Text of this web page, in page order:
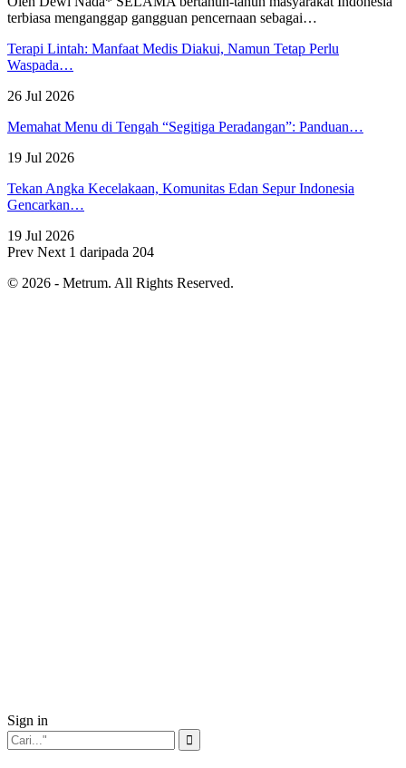
terbiasa menganggap gangguan pencernaan sebagai…
Terapi Lintah: Manfaat Medis Diakui, Namun Tetap Perlu
Waspada…
26 Jul 2026
Memahat Menu di Tengah “Segitiga Peradangan”: Panduan…
19 Jul 2026
Tekan Angka Kecelakaan, Komunitas Edan Sepur Indonesia
Gencarkan…
19 Jul 2026
Prev Next 1 daripada 204
© 2026 - Metrum. All Rights Reserved.
Sign in